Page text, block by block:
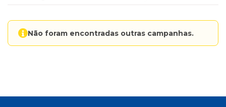
Não foram encontradas outras campanhas.